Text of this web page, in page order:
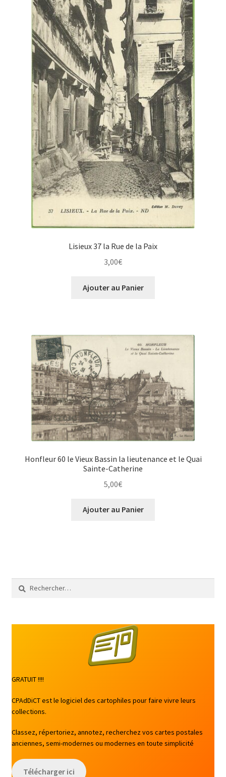
Lisieux 37 la Rue de la Paix
3,00€
Ajouter au Panier
Honfleur 60 le Vieux Bassin la lieutenance et le Quai
Sainte-Catherine
5,00€
Ajouter au Panier
Rechercher :
GRATUIT !!!!
CPAdDiCT est le logiciel des cartophiles pour faire vivre leurs
collections.
Classez, répertoriez, annotez, recherchez vos cartes postales
anciennes, semi-modernes ou modernes en toute simplicité
Télécharger ici